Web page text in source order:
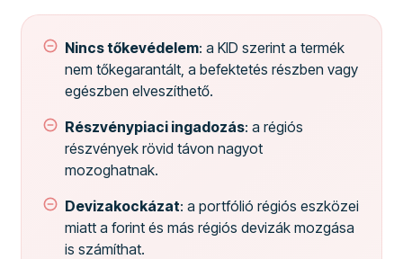
Nincs tőkevédelem: a KID szerint a termék
nem tőkegarantált, a befektetés részben vagy
egészben elveszíthető.
Részvénypiaci ingadozás: a régiós
részvények rövid távon nagyot
mozoghatnak.
Devizakockázat: a portfólió régiós eszközei
miatt a forint és más régiós devizák mozgása
is számíthat.